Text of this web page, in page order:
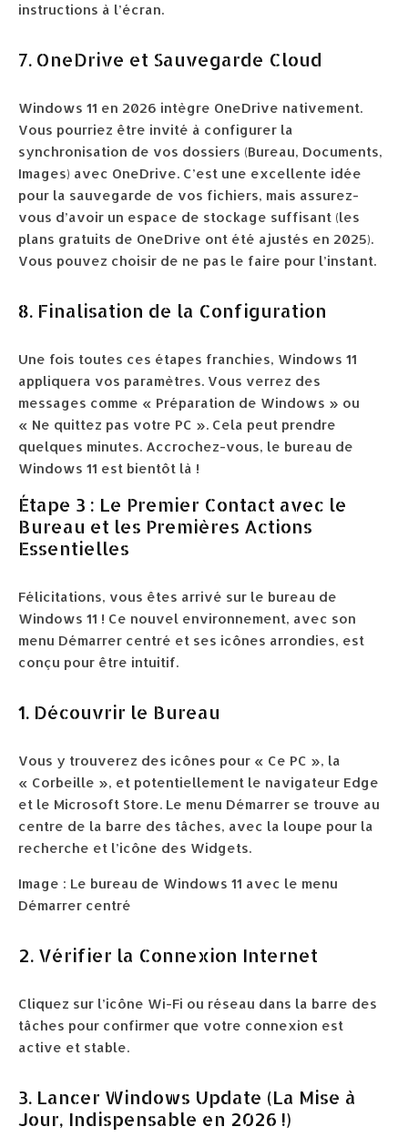
instructions à l’écran.
7. OneDrive et Sauvegarde Cloud
Windows 11 en 2026 intègre OneDrive nativement.
Vous pourriez être invité à configurer la
synchronisation de vos dossiers (Bureau, Documents,
Images) avec OneDrive. C’est une excellente idée
pour la sauvegarde de vos fichiers, mais assurez-
vous d’avoir un espace de stockage suffisant (les
plans gratuits de OneDrive ont été ajustés en 2025).
Vous pouvez choisir de ne pas le faire pour l’instant.
8. Finalisation de la Configuration
Une fois toutes ces étapes franchies, Windows 11
appliquera vos paramètres. Vous verrez des
messages comme « Préparation de Windows » ou
« Ne quittez pas votre PC ». Cela peut prendre
quelques minutes. Accrochez-vous, le bureau de
Windows 11 est bientôt là !
Étape 3 : Le Premier Contact avec le
Bureau et les Premières Actions
Essentielles
Félicitations, vous êtes arrivé sur le bureau de
Windows 11 ! Ce nouvel environnement, avec son
menu Démarrer centré et ses icônes arrondies, est
conçu pour être intuitif.
1. Découvrir le Bureau
Vous y trouverez des icônes pour « Ce PC », la
« Corbeille », et potentiellement le navigateur Edge
et le Microsoft Store. Le menu Démarrer se trouve au
centre de la barre des tâches, avec la loupe pour la
recherche et l’icône des Widgets.
Image : Le bureau de Windows 11 avec le menu
Démarrer centré
2. Vérifier la Connexion Internet
Cliquez sur l’icône Wi-Fi ou réseau dans la barre des
tâches pour confirmer que votre connexion est
active et stable.
3. Lancer Windows Update (La Mise à
Jour, Indispensable en 2026 !)